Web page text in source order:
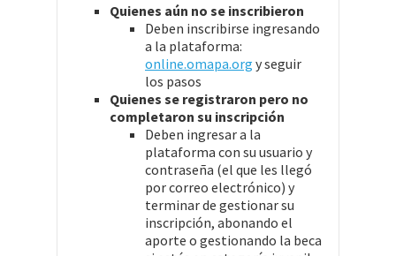
Quienes aún no se inscribieron
Deben inscribirse ingresando
a la plataforma:
online.omapa.org y seguir
los pasos
Quienes se registraron pero no
completaron su inscripción
Deben ingresar a la
plataforma con su usuario y
contraseña (el que les llegó
por correo electrónico) y
terminar de gestionar su
inscripción, abonando el
aporte o gestionando la beca